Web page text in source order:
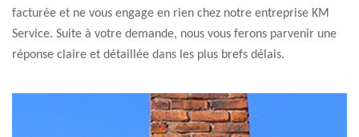
facturée et ne vous engage en rien chez notre entreprise KM
Service. Suite à votre demande, nous vous ferons parvenir une
réponse claire et détaillée dans les plus brefs délais.